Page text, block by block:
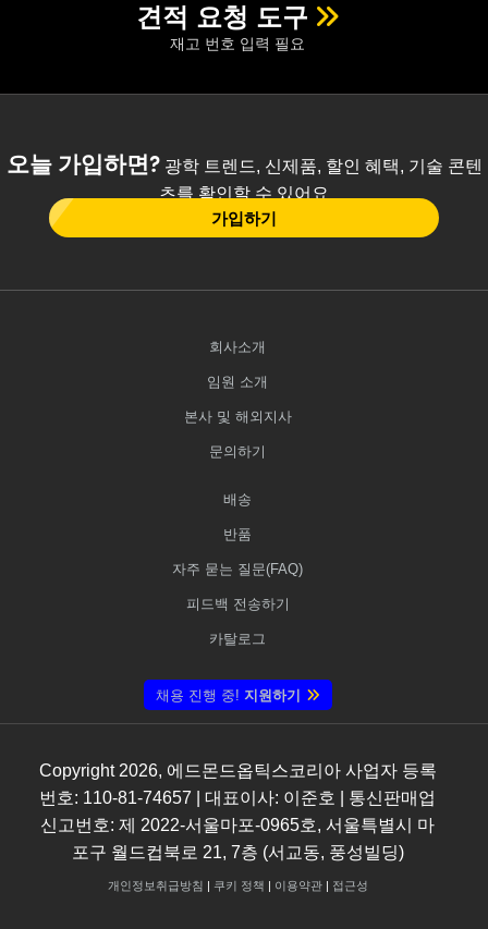
견적 요청 도구
재고 번호 입력 필요
오늘 가입하면?광학 트렌드, 신제품, 할인 혜택, 기술 콘텐
츠를 확인할 수 있어요
가입하기
회사소개
임원 소개
본사 및 해외지사
문의하기
배송
반품
자주 묻는 질문(FAQ)
피드백 전송하기
카탈로그
채용 진행 중! 지원하기
Copyright 2026, 에드몬드옵틱스코리아 사업자 등록
번호: 110-81-74657 | 대표이사: 이준호 | 통신판매업
신고번호: 제 2022-서울마포-0965호, 서울특별시 마
포구 월드컵북로 21, 7층 (서교동, 풍성빌딩)
개인정보취급방침 | 쿠키 정책 | 이용약관| 접근성